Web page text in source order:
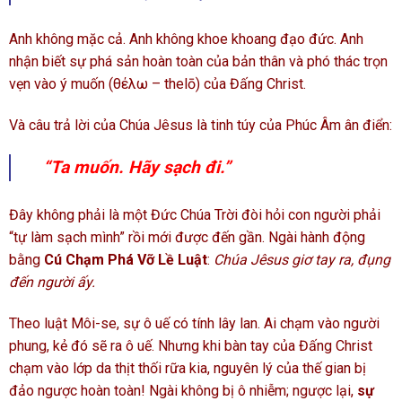
Anh không mặc cả. Anh không khoe khoang đạo đức. Anh
nhận biết sự phá sản hoàn toàn của bản thân và phó thác trọn
vẹn vào ý muốn (θέλω – thelō) của Đấng Christ.
Và câu trả lời của Chúa Jêsus là tinh túy của Phúc Âm ân điển:
“Ta muốn. Hãy sạch đi.”
Đây không phải là một Đức Chúa Trời đòi hỏi con người phải
“tự làm sạch mình” rồi mới được đến gần. Ngài hành động
bằng Cú Chạm Phá Vỡ Lề Luật: Chúa Jêsus giơ tay ra, đụng
đến người ấy.
Theo luật Môi-se, sự ô uế có tính lây lan. Ai chạm vào người
phung, kẻ đó sẽ ra ô uế. Nhưng khi bàn tay của Đấng Christ
chạm vào lớp da thịt thối rữa kia, nguyên lý của thế gian bị
đảo ngược hoàn toàn! Ngài không bị ô nhiễm; ngược lại, sự